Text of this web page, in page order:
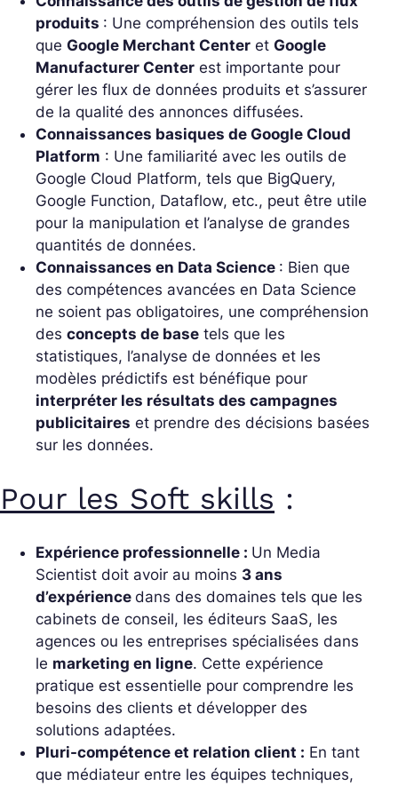
produits : Une compréhension des outils tels
que Google Merchant Center et Google
Manufacturer Center est importante pour
gérer les flux de données produits et s’assurer
de la qualité des annonces diffusées.
Connaissances basiques de Google Cloud
Platform : Une familiarité avec les outils de
Google Cloud Platform, tels que BigQuery,
Google Function, Dataflow, etc., peut être utile
pour la manipulation et l’analyse de grandes
quantités de données.
Connaissances en Data Science : Bien que
des compétences avancées en Data Science
ne soient pas obligatoires, une compréhension
des concepts de base tels que les
statistiques, l’analyse de données et les
modèles prédictifs est bénéfique pour
interpréter les résultats des campagnes
publicitaires et prendre des décisions basées
sur les données.
Pour les Soft skills :
Expérience professionnelle : Un Media
Scientist doit avoir au moins 3 ans
d’expérience dans des domaines tels que les
cabinets de conseil, les éditeurs SaaS, les
agences ou les entreprises spécialisées dans
le marketing en ligne. Cette expérience
pratique est essentielle pour comprendre les
besoins des clients et développer des
solutions adaptées.
Pluri-compétence et relation client : En tant
que médiateur entre les équipes techniques,